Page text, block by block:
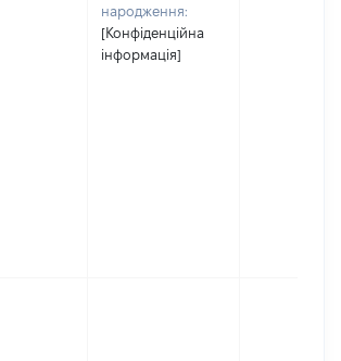
народження:
[Конфіденційна
інформація]